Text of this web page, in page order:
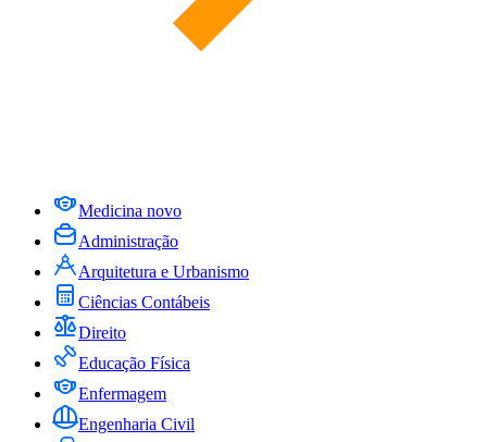
Medicina novo
Administração
Arquitetura e Urbanismo
Ciências Contábeis
Direito
Educação Física
Enfermagem
Engenharia Civil